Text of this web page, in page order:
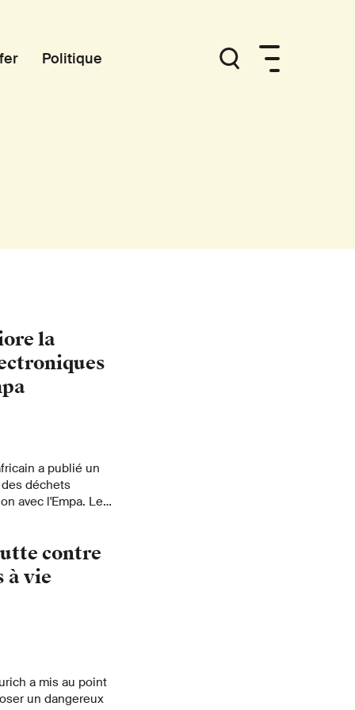
Politique
la
a publié un
déchets
avec l'Empa. Le
fait partie
d'Etat à
contre
à vie
a mis au point
un dangereux